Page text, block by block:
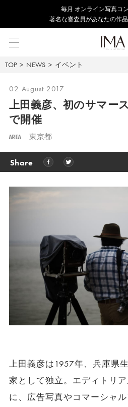
毎⽉ オンライン写真コ
著名な審査員があなたの作
TOP NEWS イベント
02 August 2017
上田義彦、初のサマー
で開催
AREA 東京都
Share
上田義彦は1957年、兵庫県
家として独立。エディトリ
に、広告写真やコマーシャ